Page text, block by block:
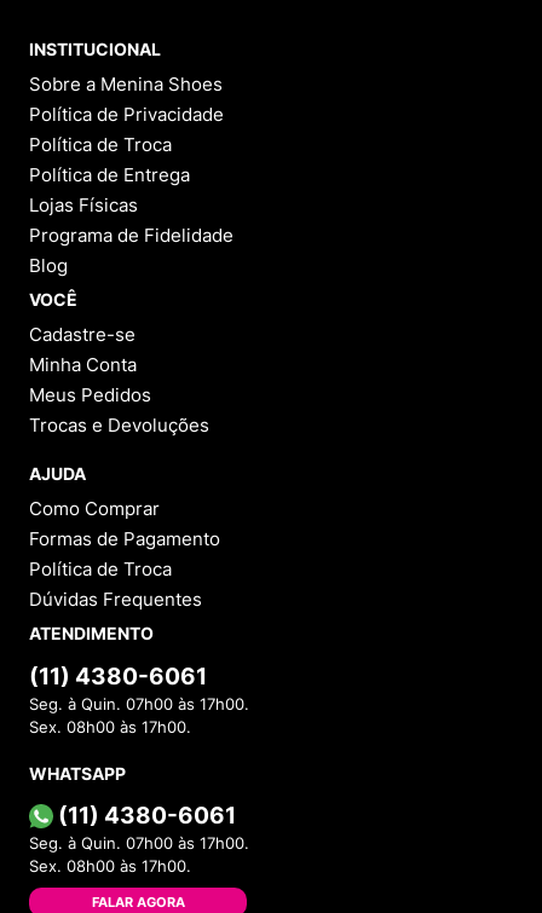
INSTITUCIONAL
Sobre a Menina Shoes
Política de Privacidade
Política de Troca
Política de Entrega
Lojas Físicas
Programa de Fidelidade
Blog
VOCÊ
Cadastre-se
Minha Conta
Meus Pedidos
Trocas e Devoluções
AJUDA
Como Comprar
Formas de Pagamento
Política de Troca
Dúvidas Frequentes
ATENDIMENTO
(11) 4380-6061
Seg. à Quin. 07h00 às 17h00.
Sex. 08h00 às 17h00.
WHATSAPP
(11) 4380-6061
Seg. à Quin. 07h00 às 17h00.
Sex. 08h00 às 17h00.
FALAR AGORA